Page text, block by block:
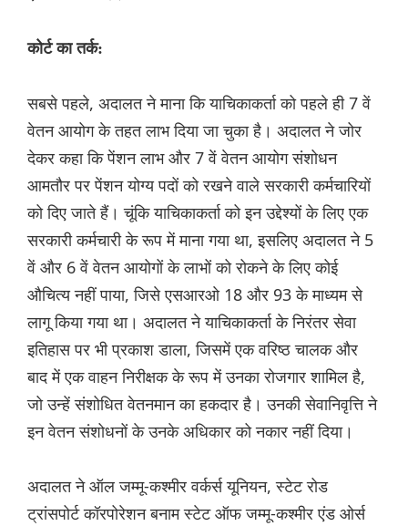
कोर्ट का तर्क:
सबसे पहले, अदालत ने माना कि याचिकाकर्ता को पहले ही 7 वें
वेतन आयोग के तहत लाभ दिया जा चुका है। अदालत ने जोर
देकर कहा कि पेंशन लाभ और 7 वें वेतन आयोग संशोधन
आमतौर पर पेंशन योग्य पदों को रखने वाले सरकारी कर्मचारियों
को दिए जाते हैं। चूंकि याचिकाकर्ता को इन उद्देश्यों के लिए एक
सरकारी कर्मचारी के रूप में माना गया था, इसलिए अदालत ने 5
वें और 6 वें वेतन आयोगों के लाभों को रोकने के लिए कोई
औचित्य नहीं पाया, जिसे एसआरओ 18 और 93 के माध्यम से
लागू किया गया था। अदालत ने याचिकाकर्ता के निरंतर सेवा
इतिहास पर भी प्रकाश डाला, जिसमें एक वरिष्ठ चालक और
बाद में एक वाहन निरीक्षक के रूप में उनका रोजगार शामिल है,
जो उन्हें संशोधित वेतनमान का हकदार है। उनकी सेवानिवृत्ति ने
इन वेतन संशोधनों के उनके अधिकार को नकार नहीं दिया।
अदालत ने ऑल जम्मू-कश्मीर वर्कर्स यूनियन, स्टेट रोड
ट्रांसपोर्ट कॉरपोरेशन बनाम स्टेट ऑफ जम्मू-कश्मीर एंड ओर्स